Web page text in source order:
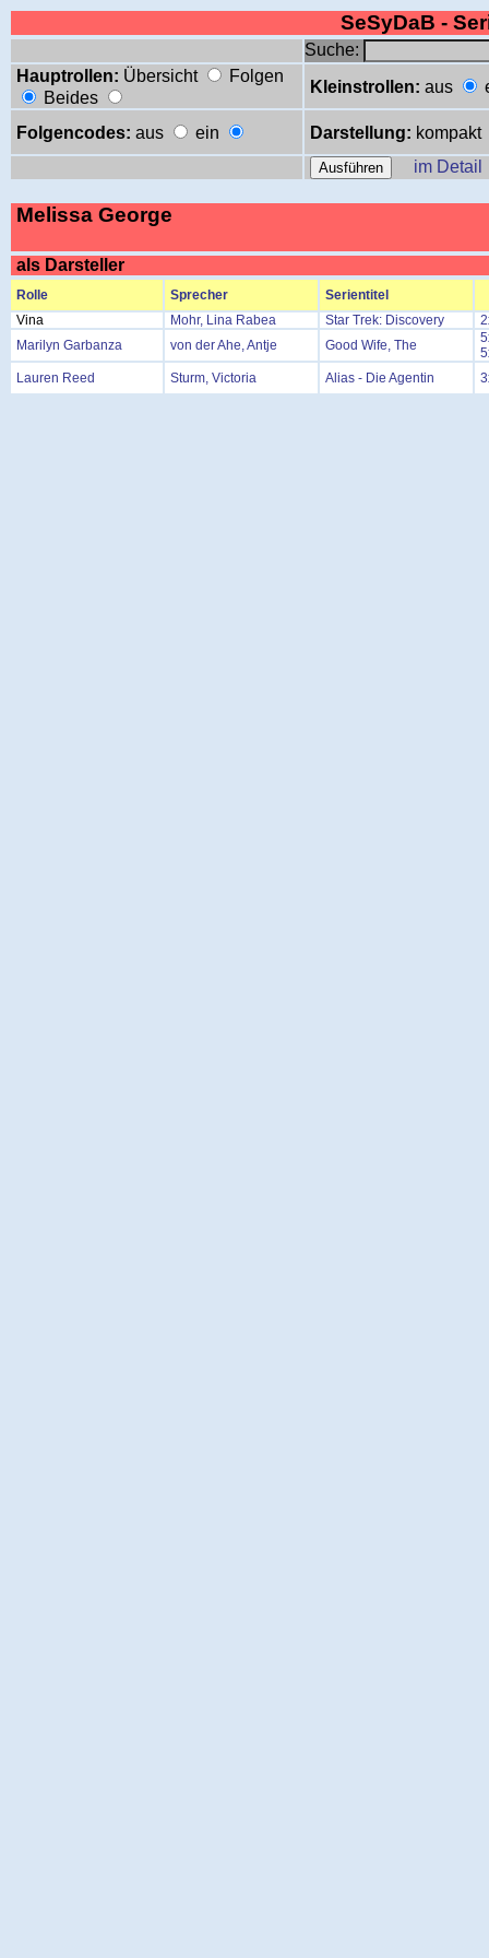
SeSyDaB -
Suche:
Hauptrollen: Übersicht
Folgen
Beides
Kleinstrollen: aus
Folgencodes: aus ein Darstellung: kompakt
im Detail
Melissa George
als Darsteller
Rolle Sprecher
Serientitel
Vina
Mohr, Lina Rabea Star Trek: Discovery
Marilyn Garbanza
von der Ahe, Antje Good Wife, The
Lauren Reed
Sturm, Victoria Alias - Die Agentin